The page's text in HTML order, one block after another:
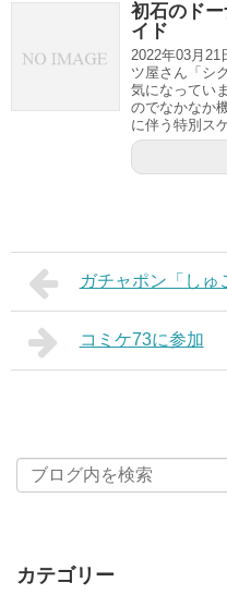
初石のド
イド
2022年03月21
ツ屋さん「シ
気になってい
のでなかなか
に伴う特別ス
ガチャポン「しゅ
コミケ73に参加
カテゴリー